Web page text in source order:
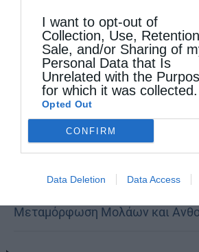
I want to opt-out of
Collection, Use,
Sale, and/or Sharing of
Personal Data that Is
Unrelated with the
for which it was collected.
Opted Out
CONFIRM
Data Deletion Data Access
Η “Κιβωτός της Ορθοδοξίας” σε
Δημητριάδος Ιγνάτιος: «Η
τον δρόμο της ταπείνωσης και
(ΦΩΤΟ)
Η εορτή της Μεταμορφώσεως
Μεταμόρφωση Μολάων και